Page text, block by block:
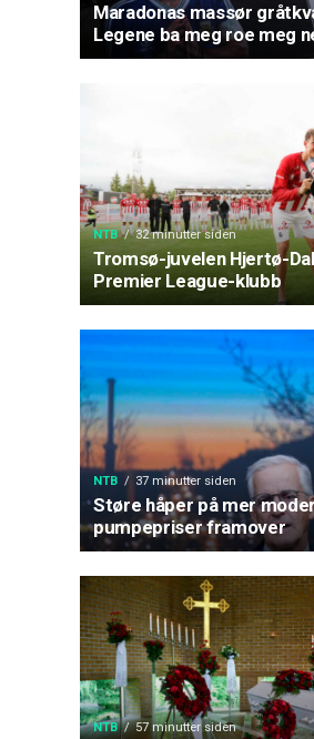
Maradonas massør
Legene ba meg roe meg
NTB 32 minutter siden
Tromsø-juvelen Hjertø-
Premier League-klubb
NTB 37 minutter siden
Støre håper på mer
pumpepriser framover
NTB 57 minutter siden